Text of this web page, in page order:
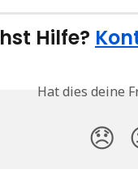
Hilfe?
Hat dies deine
😞